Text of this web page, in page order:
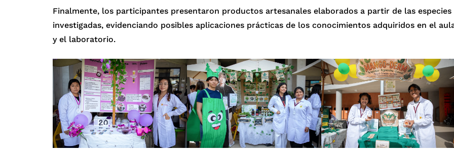
Finalmente, los participantes presentaron productos artesanales elaborados a partir de las especies
investigadas, evidenciando posibles aplicaciones prácticas de los conocimientos adquiridos en el
y el laboratorio.